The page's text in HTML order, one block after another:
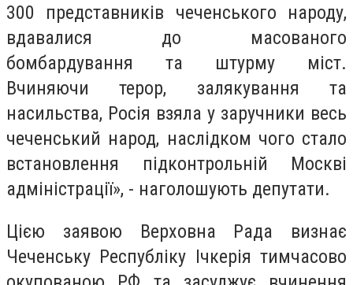
300 представників чеченського народу,
вдавалися до масованого
бомбардування та штурму міст.
Вчиняючи терор, залякування та
насильства, Росія взяла у заручники весь
чеченський народ, наслідком чого стало
встановлення підконтрольній Москві
адміністрації», - наголошують депутати.
Цією заявою Верховна Рада визнає
Чеченську Республіку Ічкерія тимчасово